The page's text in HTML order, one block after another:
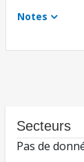
Notes
Secteurs
Pas de